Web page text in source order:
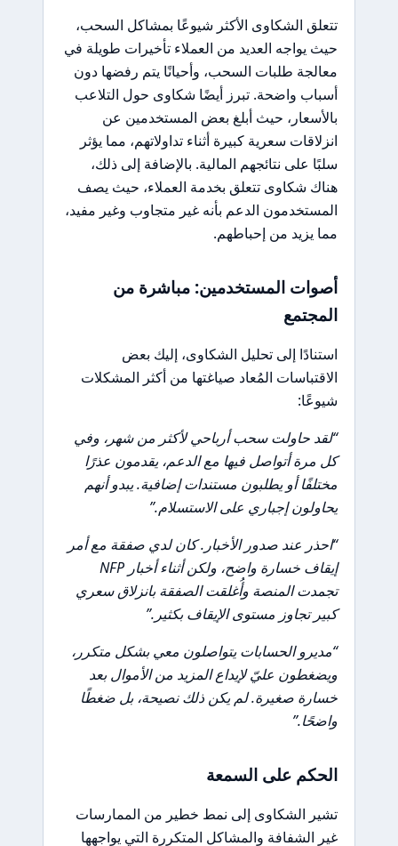
تتعلق الشكاوى الأكثر شيوعًا بمشاكل السحب،
حيث يواجه العديد من العملاء تأخيرات طويلة في
معالجة طلبات السحب، وأحيانًا يتم رفضها دون
أسباب واضحة. تبرز أيضًا شكاوى حول التلاعب
بالأسعار، حيث أبلغ بعض المستخدمين عن
انزلاقات سعرية كبيرة أثناء تداولاتهم، مما يؤثر
سلبًا على نتائجهم المالية. بالإضافة إلى ذلك،
هناك شكاوى تتعلق بخدمة العملاء، حيث يصف
المستخدمون الدعم بأنه غير متجاوب وغير مفيد،
مما يزيد من إحباطهم.
أصوات المستخدمين: مباشرة من
المجتمع
استنادًا إلى تحليل الشكاوى، إليك بعض
الاقتباسات المُعاد صياغتها من أكثر المشكلات
شيوعًا:
“لقد حاولت سحب أرباحي لأكثر من شهر، وفي
كل مرة أتواصل فيها مع الدعم، يقدمون عذرًا
مختلفًا أو يطلبون مستندات إضافية. يبدو أنهم
يحاولون إجباري على الاستسلام.”
“احذر عند صدور الأخبار. كان لدي صفقة مع أمر
إيقاف خسارة واضح، ولكن أثناء أخبار NFP
تجمدت المنصة وأُغلقت الصفقة بانزلاق سعري
كبير تجاوز مستوى الإيقاف بكثير.”
“مديرو الحسابات يتواصلون معي بشكل متكرر،
ويضغطون عليّ لإيداع المزيد من الأموال بعد
خسارة صغيرة. لم يكن ذلك نصيحة، بل ضغطًا
واضحًا.”
الحكم على السمعة
تشير الشكاوى إلى نمط خطير من الممارسات
غير الشفافة والمشاكل المتكررة التي يواجهها